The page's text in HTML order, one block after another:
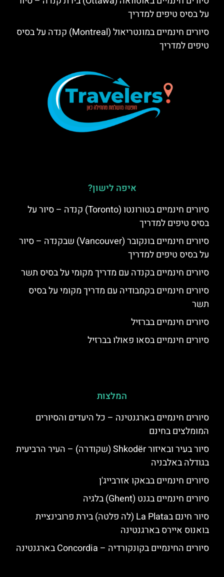
על בסיס טיפים למדריך
סיורים חינמיים במונטריאול (Montreal) קנדה על בסיס
טיפים למדריך
איפה לישון?
סיורים חינמיים בטורונטו (Toronto) קנדה – סיור על
בסיס טיפים למדריך
סיורים חינמיים בונקובר (Vancouver) שבקנדה – סיור
על בסיס טיפים למדריך
סיורים חינמיים בקנדה עם מדריך מקומי על בסיס תשר
סיורים חינמיים בקמבודיה עם מדריך מקומי על בסיס
תשר
סיורים חינמיים בברזיל
סיורים חינמיים בסאו פאולו בברזיל
המלצות
סיורים חינמיים בארגנטינה – כל היעדים והסיורים
המומלצים בחינם
סיור בעיר ובאיזור Shkodër (שקודרה) – העיר הרביעית
בגודלה באלבניה
סיורים חינמיים בבאקו אזרבייג'ן
סיורים חינמיים בגנט (Ghent) בלגיה
סיור חינם בLa Plata (לה פלטה) בירת פרובינציית
בואנוס איירס בארגנטינה
סיורים החינמיים בקונקורדיה – Concordia בארגנטינה